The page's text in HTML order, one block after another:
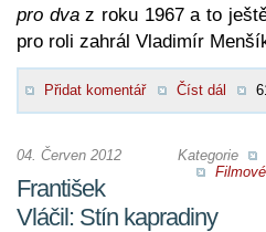
pro dvaz roku 1967 a to
pro roli zahrál Vladimír
Přidat komentář Číst dál
Kategorie
04. Červen 2012
František
Vláčil: Stín kapradiny